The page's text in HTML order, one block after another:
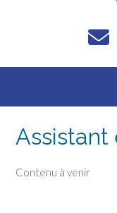
Assistant
Contenu à venir